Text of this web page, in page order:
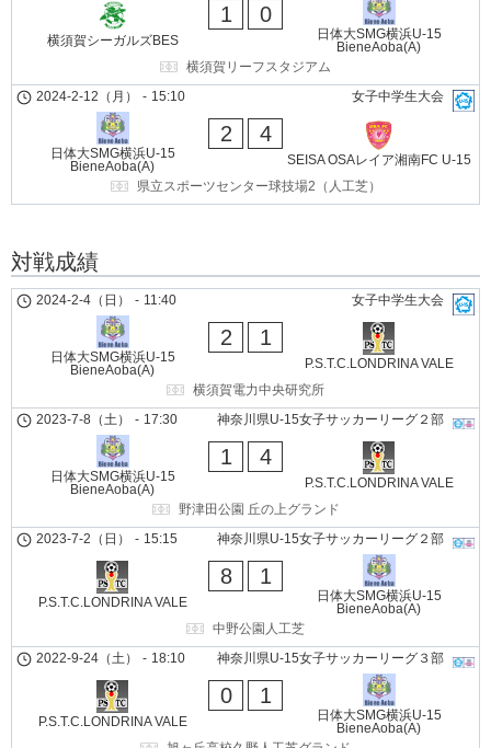
横須賀シーガルズBES
1 0
日体大SMG横浜U-15
BieneAoba(A)
横須賀リーフスタジアム
女子中学生大会
2024-2-12（月） - 15:10
日体大SMG横浜U-15
BieneAoba(A)
2 4
SEISA OSAレイア湘南FC U-15
県立スポーツセンター球技場2（人工芝）
対戦成績
女子中学生大会
2024-2-4（日） - 11:40
日体大SMG横浜U-15
BieneAoba(A)
2 1
P.S.T.C.LONDRINA VALE
横須賀電力中央研究所
神奈川県U-15女子サッカーリーグ２部
2023-7-8（土） - 17:30
日体大SMG横浜U-15
BieneAoba(A)
1 4
P.S.T.C.LONDRINA VALE
野津田公園 丘の上グランド
神奈川県U-15女子サッカーリーグ２部
2023-7-2（日） - 15:15
P.S.T.C.LONDRINA VALE
8 1
日体大SMG横浜U-15
BieneAoba(A)
中野公園人工芝
神奈川県U-15女子サッカーリーグ３部
2022-9-24（土） - 18:10
P.S.T.C.LONDRINA VALE
0 1
日体大SMG横浜U-15
BieneAoba(A)